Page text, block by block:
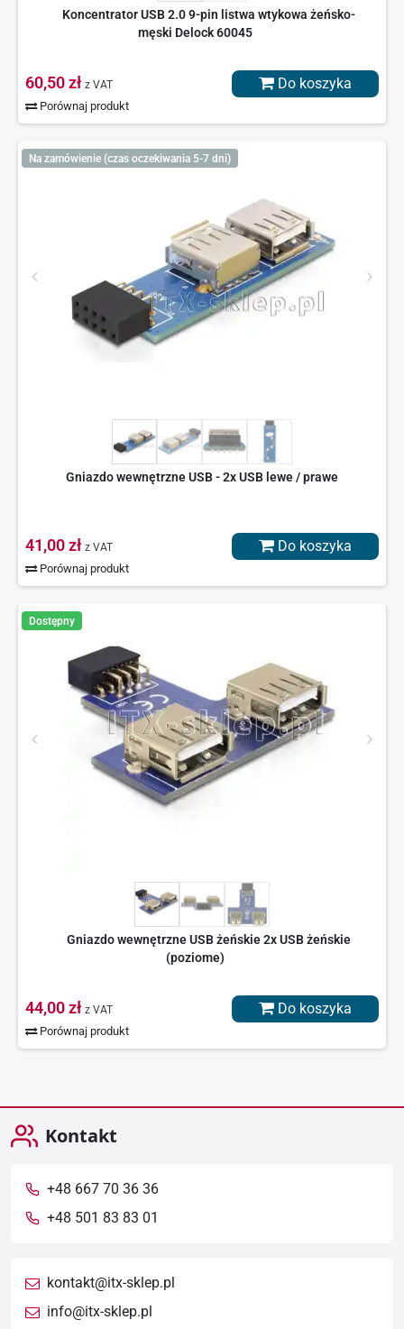
Koncentrator USB 2.0 9-pin listwa wtykowa żeńsko-
męski Delock 60045
60,50 zł z VAT
Porównaj produkt
Do koszyka
Na zamówienie (czas oczekiwania 5-7 dni)
Gniazdo wewnętrzne USB - 2x USB lewe / prawe
41,00 zł z VAT
Porównaj produkt
Do koszyka
Dostępny
Gniazdo wewnętrzne USB żeńskie 2x USB żeńskie
(poziome)
44,00 zł z VAT
Porównaj produkt
Do koszyka
Kontakt
+48 667 70 36 36
+48 501 83 83 01
kontakt@itx-sklep.pl
info@itx-sklep.pl